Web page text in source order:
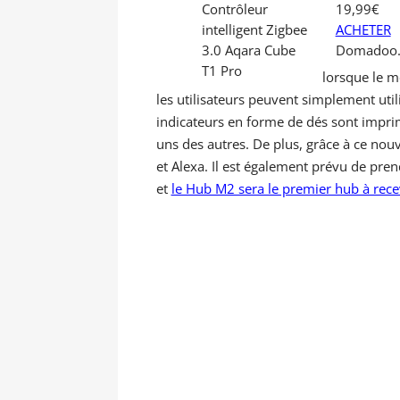
19,99€
ACHETER
lorsque le
les utilisateurs peuvent simplement
indicateurs en forme de dés sont
uns des autres. De plus, grâce à ce
et Alexa. Il est également prévu de
et le Hub M2 sera le premier hub à